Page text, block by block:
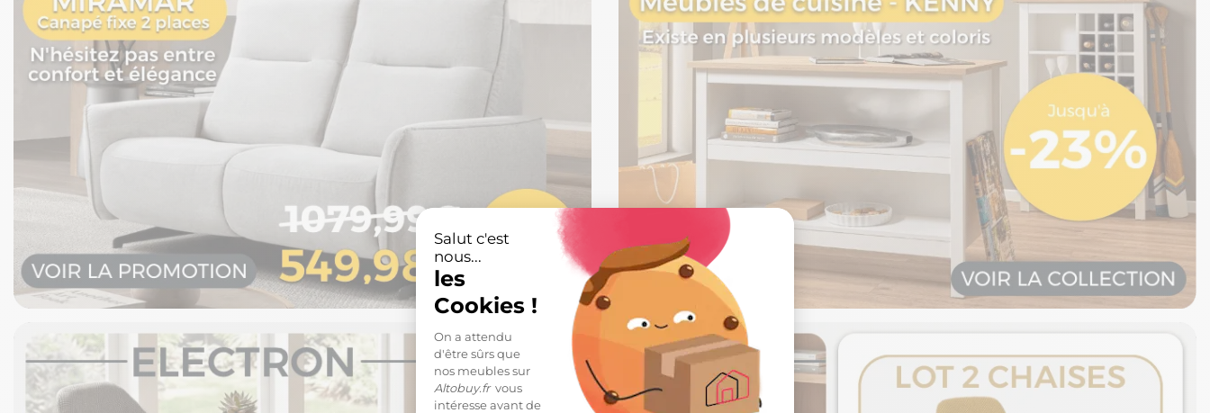
Salut c'est
nous...
les
Cookies !
On a attendu
d'être sûrs que
nos meubles sur
Altobuy.frvous
intéresse avant de